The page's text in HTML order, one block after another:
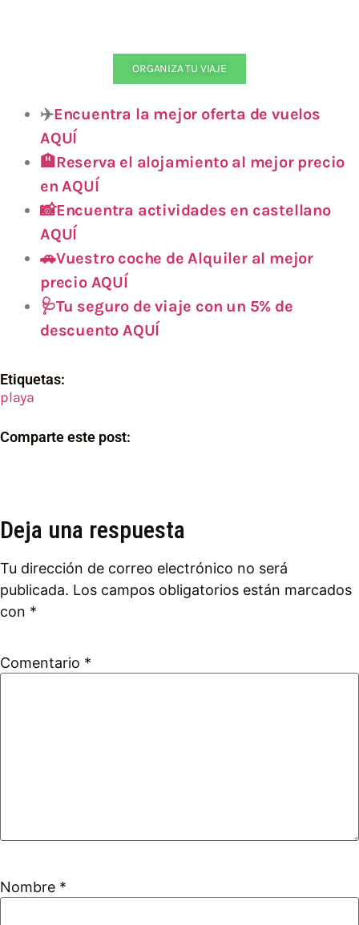
ORGANIZA TU VIAJE
✈️Encuentra la mejor oferta de vuelos
AQUÍ
🏨Reserva el alojamiento al mejor precio
en AQUÍ
📸Encuentra actividades en castellano
AQUÍ
🚗Vuestro coche de Alquiler al mejor
precio AQUÍ
🩺Tu seguro de viaje con un 5% de
descuento AQUÍ
Etiquetas:
playa
Comparte este post:
Deja una respuesta
Tu dirección de correo electrónico no será
publicada. Los campos obligatorios están marcados
con *
Comentario *
Nombre *